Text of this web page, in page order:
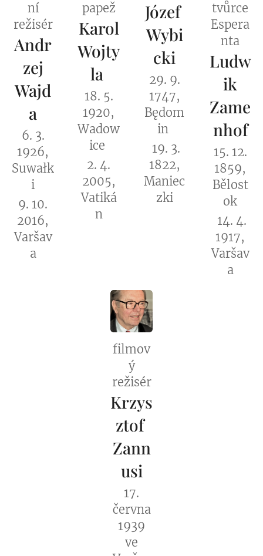
ní
režisér
Andr
zej
Wajd
a
6. 3.
1926,
Suwałk
i
9. 10.
2016,
Varšav
a
papež
Karol
Wojty
la
18. 5.
1920,
Wadow
ice
2. 4.
2005,
Vatiká
n
Józef
Wybi
cki
29. 9.
1747,
Będom
in
19. 3.
1822,
Maniec
zki
tvůrce
Espera
nta
Ludw
ik
Zame
nhof
15. 12.
1859,
Bělost
ok
14. 4.
1917,
Varšav
a
filmov
ý
režisér
Krzys
ztof
Zann
usi
17.
června
1939
ve